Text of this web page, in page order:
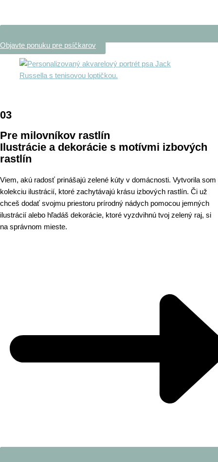
Objavte ponuku pre psíčkarov
03
Pre milovníkov rastlín
Ilustrácie a dekorácie s motívmi izbových
rastlín
Viem, akú radosť prinášajú zelené kúty v domácnosti. Vytvorila som
kolekciu ilustrácií, ktoré zachytávajú krásu izbových rastlín. Či už
chceš dodať svojmu priestoru prírodný nádych pomocou jemných
ilustrácií alebo hľadáš dekorácie, ktoré vyzdvihnú tvoj zelený raj, si
na správnom mieste.